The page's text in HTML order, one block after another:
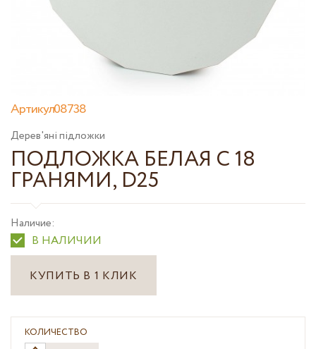
Артикул08738
Дерев'яні підложки
ПОДЛОЖКА БЕЛАЯ С 18
ГРАНЯМИ, D25
Наличие:
В НАЛИЧИИ
КУПИТЬ В 1 КЛИК
КОЛИЧЕСТВО